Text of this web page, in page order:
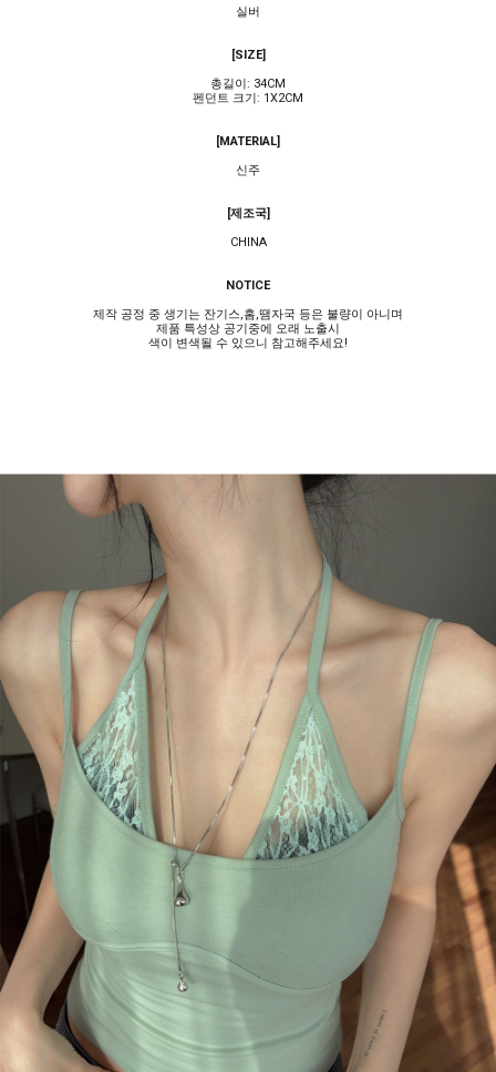
실버
[SIZE]
총길이: 34CM
펜던트 크기: 1X2CM
[MATERIAL]
신주
[제조국]
CHINA
NOTICE
제작 공정 중 생기는 잔기스,홈,땜자국 등은 불량이 아니며
제품 특성상 공기중에 오래 노출시
색이 변색될 수 있으니 참고해주세요!